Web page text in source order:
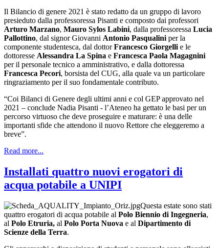
Il Bilancio di genere 2021 è stato redatto da un gruppo di lavoro
presieduto dalla professoressa Pisanti e composto dai professori
Arturo Marzano, Mauro Sylos Labini, dalla professoressa Lucia
Pallottino, dal signor Giovanni Antonio Pasqualiniper la
componente studentesca, dal dottorFrancesco Giorgellie le
dottoresse Alessandra La Spina e Francesca Paola Magagnini
per il personale tecnico a amministrativo, e dalla dottoressa
Francesca Pecori, borsista del CUG, alla quale va un particolare
ringraziamento per il suo fondamentale contributo.
“Coi Bilanci di Genere degli ultimi anni e col GEP approvato nel
2021 – conclude Nadia Pisanti - l’Ateneo ha gettato le basi per un
percorso virtuoso che deve proseguire e maturare: è una delle
importanti sfide che attendono il nuovo Rettore che eleggeremo a
breve”.
Read more...
Installati quattro nuovi erogatori di
acqua potabile a UNIPI
Questa estate sono stati
quattro erogatori di acqua potabile al Polo Biennio di Ingegneria,
al Polo Etruria, al Polo Porta Nuova e al Dipartimento di
Scienze della Terra.